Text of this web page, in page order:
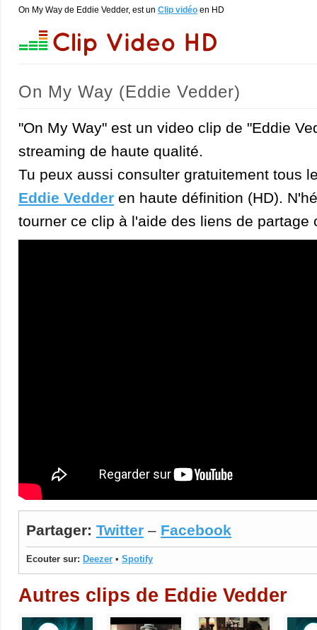
On My Way de Eddie Vedder, est un Clip vidéo en HD
On My Way (Eddie Vedder)
"On My Way" est un video clip de "Eddie
streaming de haute qualité.
Tu peux aussi consulter gratuitement tous
Eddie Vedder en haute définition (HD).
tourner ce clip à l'aide des liens de partage
Partager: Twitter – Facebook
Ecouter sur: Deezer • Spotify
Autres clips de Eddie Vedder